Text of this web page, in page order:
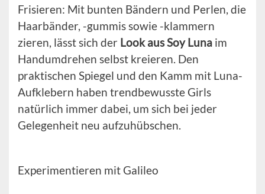
Frisieren: Mit bunten Bändern und Perlen, die
Haarbänder, -gummis sowie -klammern
zieren, lässt sich der Look aus Soy Luna im
Handumdrehen selbst kreieren. Den
praktischen Spiegel und den Kamm mit Luna-
Aufklebern haben trendbewusste Girls
natürlich immer dabei, um sich bei jeder
Gelegenheit neu aufzuhübschen.
Experimentieren mit Galileo